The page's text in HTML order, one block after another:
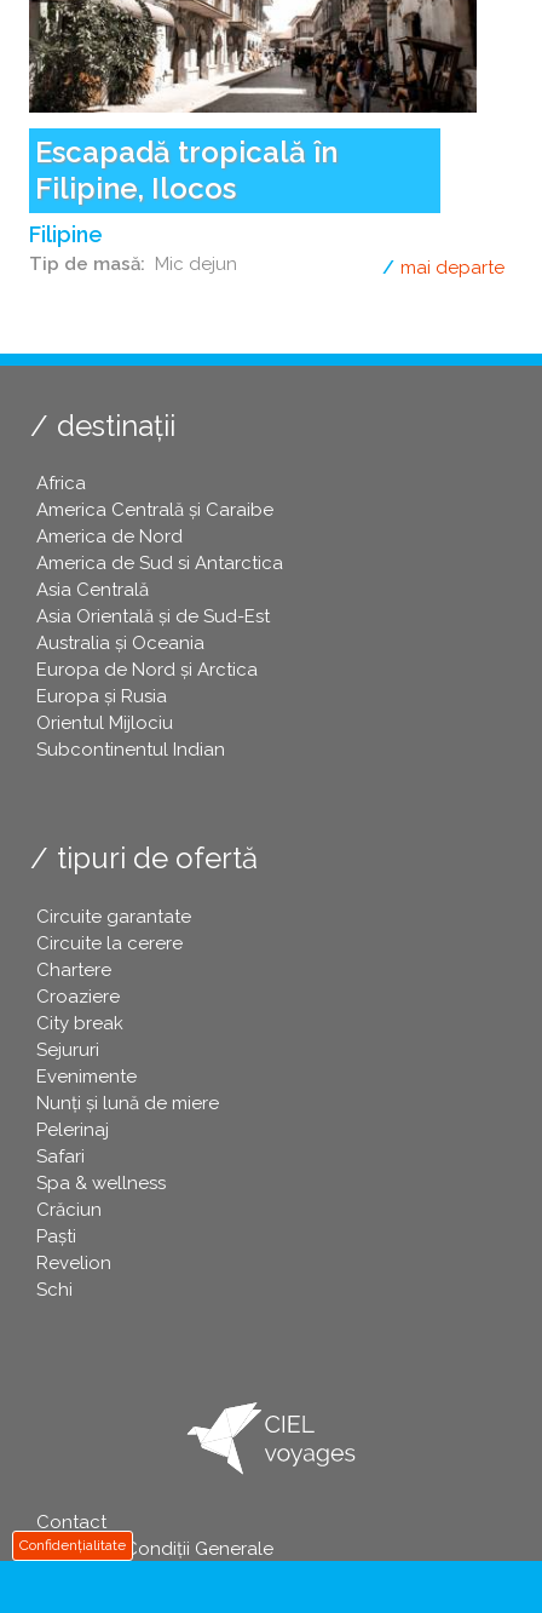
Escapadă tropicală în
Filipine, Ilocos
Filipine
Tip de masă Mic dejun mai departe
destinații
Africa
America Centrală și Caraibe
America de Nord
America de Sud si Antarctica
Asia Centrală
Asia Orientală și de Sud-Est
Australia și Oceania
Europa de Nord și Arctica
Europa și Rusia
Orientul Mijlociu
Subcontinentul Indian
tipuri de ofertă
Circuite garantate
Circuite la cerere
Chartere
Croaziere
City break
Sejururi
Evenimente
Nunți și lună de miere
Pelerinaj
Safari
Spa & wellness
Crăciun
Paşti
Revelion
Schi
info
Contact
Termeni și Condiții Generale
Confidențialitate